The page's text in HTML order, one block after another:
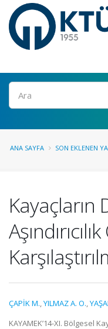
Ara
ANA SAYFA SON EKLENEN
Kayaçların
ÇAPİK M.,YILMAZ A. O.,
KAYAMEK’14-XI. Bölgesel